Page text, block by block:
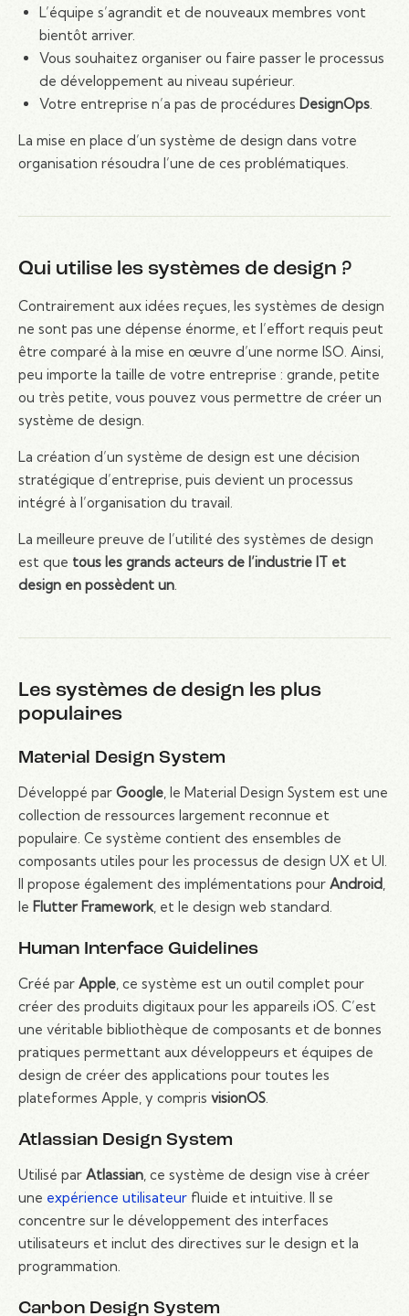
L’équipe s’agrandit et de nouveaux membres vont
bientôt arriver.
Vous souhaitez organiser ou faire passer le processus
de développement au niveau supérieur.
Votre entreprise n’a pas de procédures DesignOps.
La mise en place d’un système de design dans votre
organisation résoudra l’une de ces problématiques.
Qui utilise les systèmes de design ?
Contrairement aux idées reçues, les systèmes de design
ne sont pas une dépense énorme, et l’effort requis peut
être comparé à la mise en œuvre d’une norme ISO. Ainsi,
peu importe la taille de votre entreprise : grande, petite
ou très petite, vous pouvez vous permettre de créer un
système de design.
La création d’un système de design est une décision
stratégique d’entreprise, puis devient un processus
intégré à l’organisation du travail.
La meilleure preuve de l’utilité des systèmes de design
est que tous les grands acteurs de l’industrie IT et
design en possèdent un.
Les systèmes de design les plus
populaires
Material Design System
Développé par Google, le Material Design System est une
collection de ressources largement reconnue et
populaire. Ce système contient des ensembles de
composants utiles pour les processus de design UX et UI.
Il propose également des implémentations pour Android,
le Flutter Framework, et le design web standard.
Human Interface Guidelines
Créé par Apple, ce système est un outil complet pour
créer des produits digitaux pour les appareils iOS. C’est
une véritable bibliothèque de composants et de bonnes
pratiques permettant aux développeurs et équipes de
design de créer des applications pour toutes les
plateformes Apple, y compris visionOS.
Atlassian Design System
Utilisé par Atlassian, ce système de design vise à créer
une expérience utilisateur fluide et intuitive. Il se
concentre sur le développement des interfaces
utilisateurs et inclut des directives sur le design et la
programmation.
Carbon Design System